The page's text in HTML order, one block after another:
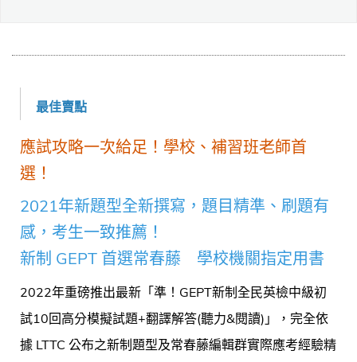
最佳賣點
應試攻略一次給足！學校、補習班老師首
選！
2021年新題型全新撰寫，題目精準、刷題有
感，考生一致推薦！
新制 GEPT 首選常春藤 學校機關指定用書
2022年重磅推出最新「準！GEPT新制全民英檢中級初
試10回高分模擬試題+翻譯解答(聽力&閱讀)」，完全依
據 LTTC 公布之新制題型及常春藤編輯群實際應考經驗精